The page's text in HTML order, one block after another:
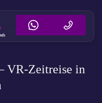
| Time
VR‑Zeitreise in